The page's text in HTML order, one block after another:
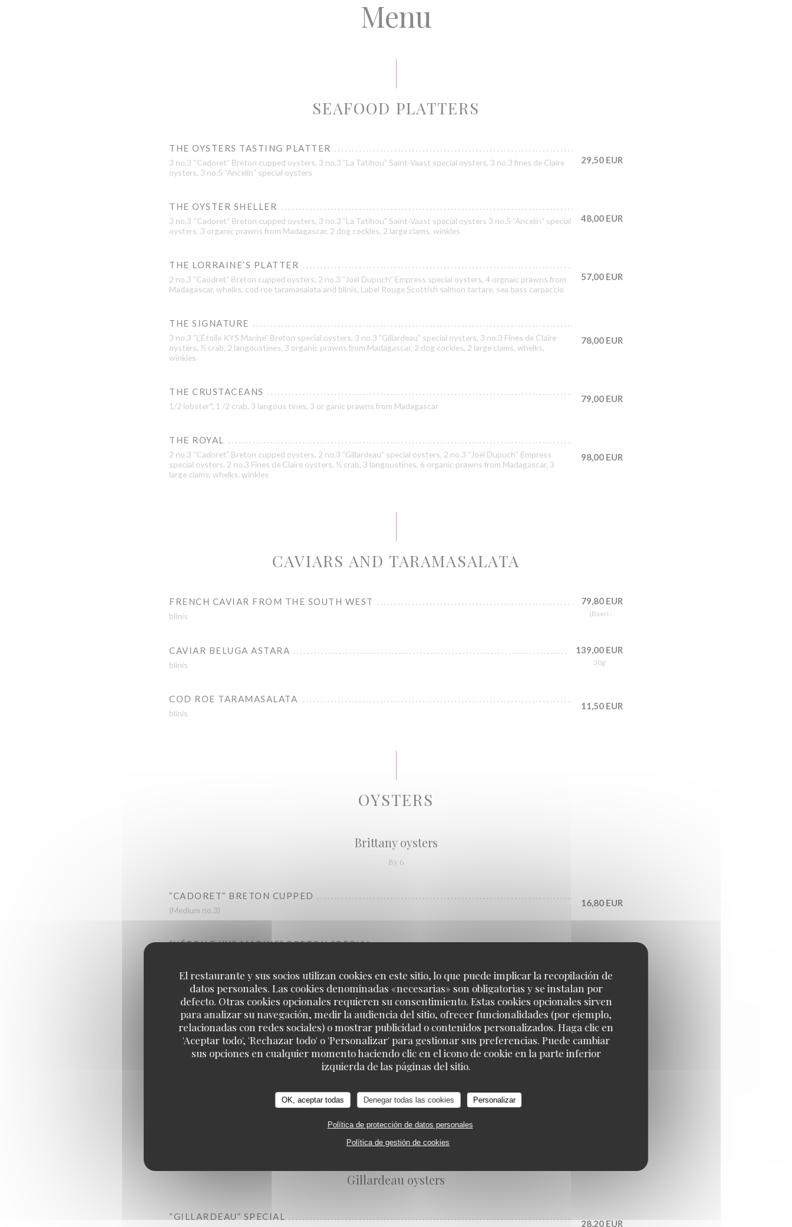
El restaurante y sus socios utilizan cookies en este sitio, lo que puede implicar la recopilación de
datos personales. Las cookies denominadas «necesarias» son obligatorias y se instalan por
defecto. Otras cookies opcionales requieren su consentimiento. Estas cookies opcionales sirven
para analizar su navegación, medir la audiencia del sitio, ofrecer funcionalidades (por ejemplo,
relacionadas con redes sociales) o mostrar publicidad o contenidos personalizados. Haga clic en
'Aceptar todo', 'Rechazar todo' o 'Personalizar' para gestionar sus preferencias. Puede cambiar
sus opciones en cualquier momento haciendo clic en el icono de cookie en la parte inferior
izquierda de las páginas del sitio.
OK, aceptar todas Denegar todas las cookies Personalizar
Política de protección de datos personales
Política de gestión de cookies
Menu
SEAFOOD PLATTERS
THE OYSTERS TASTING PLATTER
3 no.3 “Cadoret” Breton cupped oysters, 3 no.3 ”La Tatihou” Saint-Vaast special oysters, 3 no.3 fines de Claire
oysters, 3 no.5 ”Ancelin” special oysters
29,50 EUR
THE OYSTER SHELLER
3 no.3 “Cadoret” Breton cupped oysters, 3 no.3 ”La Tatihou” Saint-Vaast special oysters 3 no.5 ”Ancelin” special
oysters, 3 organic prawns from Madagascar, 2 dog cockles, 2 large clams, winkles
48,00 EUR
THE LORRAINE’S PLATTER
2 no.3 ”Caodret” Breton cupped oysters, 2 no.3 ”Joël Dupuch” Empress special oysters, 4 orgnaic prawns from
Madagascar, whelks, cod roe taramasalata and blinis, Label Rouge Scottish salmon tartare, sea bass carpaccio
57,00 EUR
THE SIGNATURE
3 no.3 ”L’Étoile KYS Marine” Breton special oysters, 3 no.3 ”Gillardeau” special oysters, 3 no.3 Fines de Claire
oysters, ½ crab, 2 langoustines, 3 organic prawns from Madagascar, 2 dog cockles, 2 large clams, whelks,
winkles
78,00 EUR
THE CRUSTACEANS
1/2 lobster*, 1 /2 crab, 3 langous tines, 3 or ganic prawns from Madagascar
79,00 EUR
THE ROYAL
2 no.3 ”Cadoret” Breton cupped oysters, 2 no.3 ”Gillardeau” special oysters, 2 no.3 ”Joël Dupuch” Empress
special oysters, 2 no.3 Fines de Claire oysters, ½ crab, 3 langoustines, 6 organic prawns from Madagascar, 3
large clams, whelks, winkles
98,00 EUR
CAVIARS AND TARAMASALATA
FRENCH CAVIAR FROM THE SOUTH WEST
blinis
79,80 EUR
(Baeri - .
CAVIAR BELUGA ASTARA
blinis
139,00 EUR
30g
COD ROE TARAMASALATA
blinis
11,50 EUR
OYSTERS
Brittany oysters
By 6
”CADORET” BRETON CUPPED
(Medium no.3)
16,80 EUR
”L’ÉTOILE KYS MARINE” BRETON SPECIAL
“CADORET” BELON
Large
29,70 EUR
Charente-Maritime oysters
Gillardeau oysters
“GILLARDEAU” SPECIAL
28,20 EUR